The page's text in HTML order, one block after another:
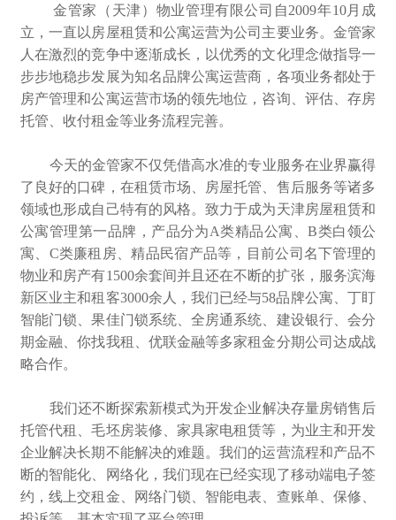
金管家（天津）物业管理有限公司自2009年10月成
立，一直以房屋租赁和公寓运营为公司主要业务。金管家
人在激烈的竞争中逐渐成长，以优秀的文化理念做指导一
步步地稳步发展为知名品牌公寓运营商，各项业务都处于
房产管理和公寓运营市场的领先地位，咨询、评估、存房
托管、收付租金等业务流程完善。
今天的金管家不仅凭借高水准的专业服务在业界赢得
了良好的口碑，在租赁市场、房屋托管、售后服务等诸多
领域也形成自己特有的风格。致力于成为天津房屋租赁和
公寓管理第一品牌，产品分为A类精品公寓、B类白领公
寓、C类廉租房、精品民宿产品等，目前公司名下管理的
物业和房产有1500余套间并且还在不断的扩张，服务滨海
新区业主和租客3000余人，我们已经与58品牌公寓、丁盯
智能门锁、果佳门锁系统、全房通系统、建设银行、会分
期金融、你找我租、优联金融等多家租金分期公司达成战
略合作。
我们还不断探索新模式为开发企业解决存量房销售后
托管代租、毛坯房装修、家具家电租赁等，为业主和开发
企业解决长期不能解决的难题。我们的运营流程和产品不
断的智能化、网络化，我们现在已经实现了移动端电子签
约，线上交租金、网络门锁、智能电表、查账单、保修、